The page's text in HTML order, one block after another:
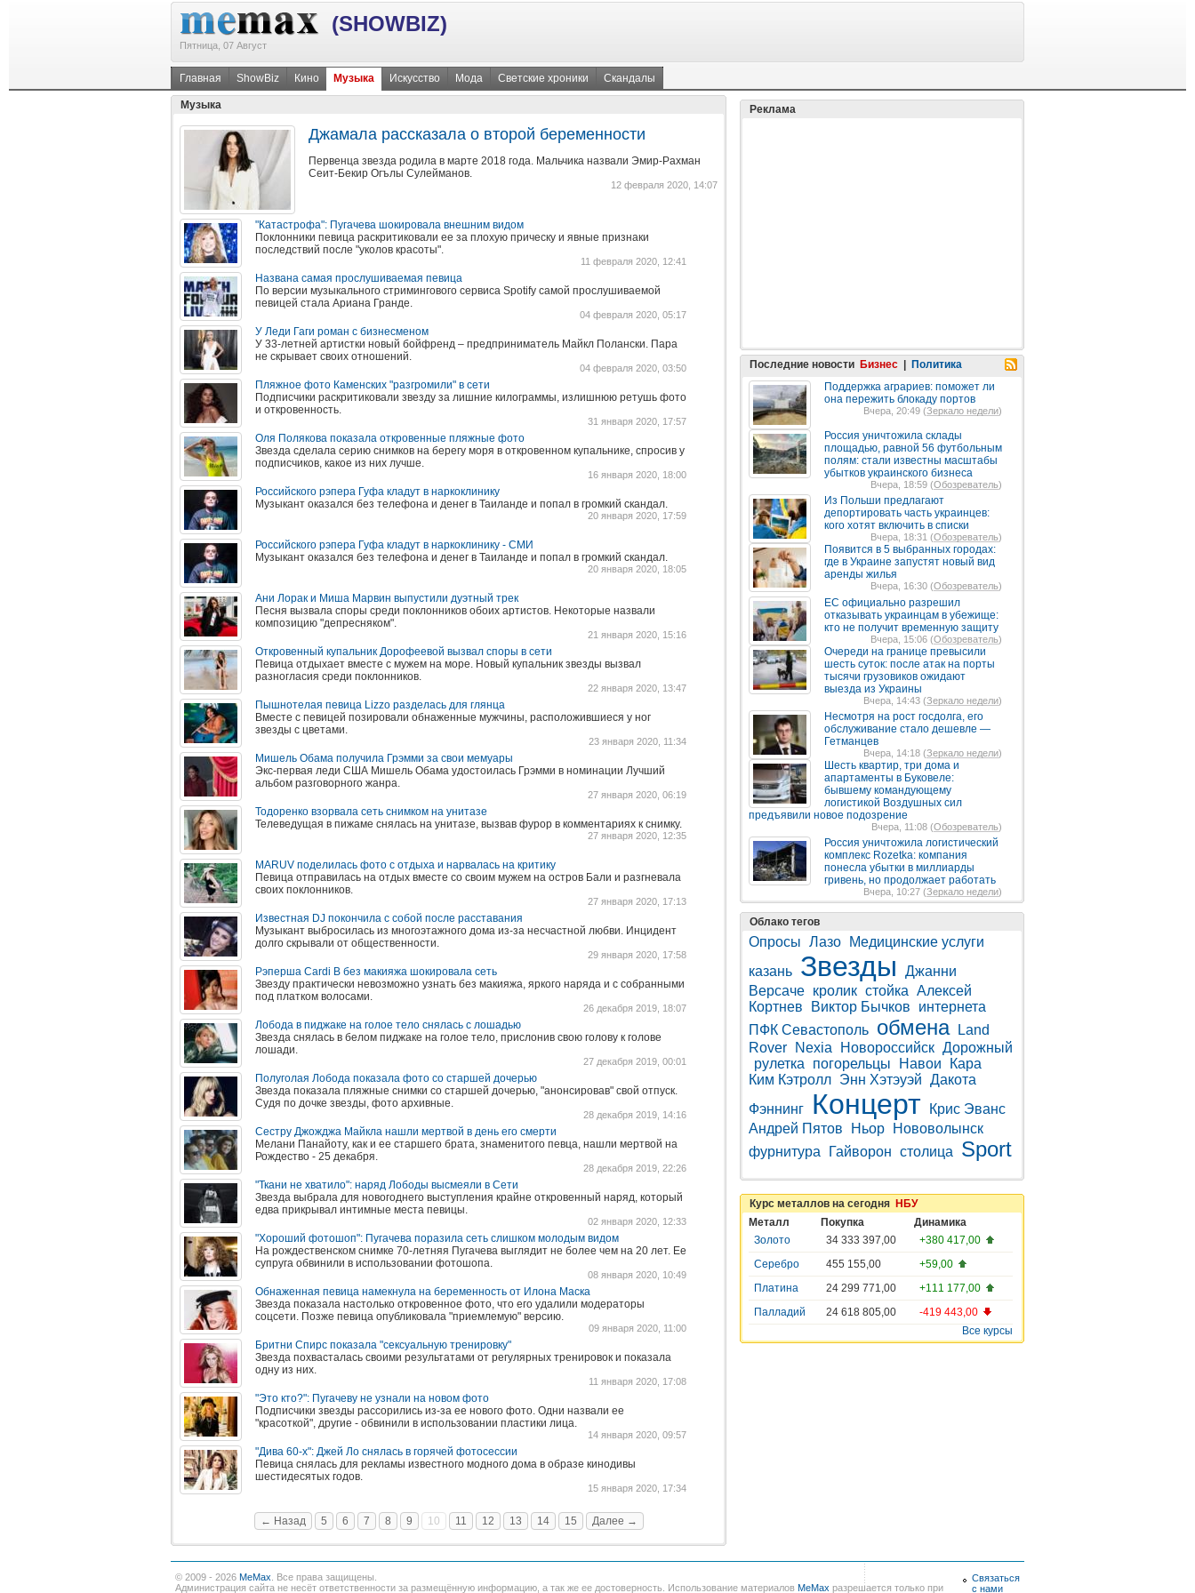
(SHOWBIZ)
Пятница, 07 Август
Главная ShowBiz Кино Музыка Искусство Мода Светские хроники Скандалы
Музыка
Джамала рассказала о второй беременности
Первенца звезда родила в марте 2018 года. Мальчика назвали Эмир-Рахман
Сеит-Бекир Огълы Сулейманов.
12 февраля 2020, 14:07
"Катастрофа": Пугачева шокировала внешним видом
Поклонники певица раскритиковали ее за плохую прическу и явные признаки
последствий после "уколов красоты".
11 февраля 2020, 12:41
Названа самая прослушиваемая певица
По версии музыкального стримингового сервиса Spotify самой прослушиваемой
певицей стала Ариана Гранде.
04 февраля 2020, 05:17
У Леди Гаги роман с бизнесменом
У 33-летней артистки новый бойфренд – предприниматель Майкл Полански. Пара
не скрывает своих отношений.
04 февраля 2020, 03:50
Пляжное фото Каменских "разгромили" в сети
Подписчики раскритиковали звезду за лишние килограммы, излишнюю ретушь фото
и откровенность.
31 января 2020, 17:57
Оля Полякова показала откровенные пляжные фото
Звезда сделала серию снимков на берегу моря в откровенном купальнике, спросив у
подписчиков, какое из них лучше.
16 января 2020, 18:00
Российского рэпера Гуфа кладут в наркоклинику
Музыкант оказался без телефона и денег в Таиланде и попал в громкий скандал.
20 января 2020, 17:59
Российского рэпера Гуфа кладут в наркоклинику - СМИ
Музыкант оказался без телефона и денег в Таиланде и попал в громкий скандал.
20 января 2020, 18:05
Ани Лорак и Миша Марвин выпустили дуэтный трек
Песня вызвала споры среди поклонников обоих артистов. Некоторые назвали
композицию "депресняком".
21 января 2020, 15:16
Откровенный купальник Дорофеевой вызвал споры в сети
Певица отдыхает вместе с мужем на море. Новый купальник звезды вызвал
разногласия среди поклонников.
22 января 2020, 13:47
Пышнотелая певица Lizzo разделась для глянца
Вместе с певицей позировали обнаженные мужчины, расположившиеся у ног
звезды с цветами.
23 января 2020, 11:34
Мишель Обама получила Грэмми за свои мемуары
Экс-первая леди США Мишель Обама удостоилась Грэмми в номинации Лучший
альбом разговорного жанра.
27 января 2020, 06:19
Тодоренко взорвала сеть снимком на унитазе
Телеведущая в пижаме снялась на унитазе, вызвав фурор в комментариях к снимку.
27 января 2020, 12:35
MARUV поделилась фото с отдыха и нарвалась на критику
Певица отправилась на отдых вместе со своим мужем на остров Бали и разгневала
своих поклонников.
27 января 2020, 17:13
Известная DJ покончила с собой после расставания
Музыкант выбросилась из многоэтажного дома из-за несчастной любви. Инцидент
долго скрывали от общественности.
29 января 2020, 17:58
Рэперша Cardi B без макияжа шокировала сеть
Звезду практически невозможно узнать без макияжа, яркого наряда и с собранными
под платком волосами.
26 декабря 2019, 18:07
Лобода в пиджаке на голое тело снялась с лошадью
Звезда снялась в белом пиджаке на голое тело, прислонив свою голову к голове
лошади.
27 декабря 2019, 00:01
Полуголая Лобода показала фото со старшей дочерью
Звезда показала пляжные снимки со старшей дочерью, "анонсировав" свой отпуск.
Судя по дочке звезды, фото архивные.
28 декабря 2019, 14:16
Сестру Джожджа Майкла нашли мертвой в день его смерти
Мелани Панайоту, как и ее старшего брата, знаменитого певца, нашли мертвой на
Рождество - 25 декабря.
28 декабря 2019, 22:26
"Ткани не хватило": наряд Лободы высмеяли в Сети
Звезда выбрала для новогоднего выступления крайне откровенный наряд, который
едва прикрывал интимные места певицы.
02 января 2020, 12:33
"Хороший фотошоп": Пугачева поразила сеть слишком молодым видом
На рождественском снимке 70-летняя Пугачева выглядит не более чем на 20 лет. Ее
супруга обвинили в использовании фотошопа.
08 января 2020, 10:49
Обнаженная певица намекнула на беременность от Илона Маска
Звезда показала настолько откровенное фото, что его удалили модераторы
соцсети. Позже певица опубликовала "приемлемую" версию.
09 января 2020, 11:00
Бритни Спирс показала "сексуальную тренировку"
Звезда похвасталась своими результатами от регулярных тренировок и показала
одну из них.
11 января 2020, 17:08
"Это кто?": Пугачеву не узнали на новом фото
Подписчики звезды рассорились из-за ее нового фото. Одни назвали ее
"красоткой", другие - обвинили в использовании пластики лица.
14 января 2020, 09:57
"Дива 60-х": Джей Ло снялась в горячей фотосессии
Певица снялась для рекламы известного модного дома в образе кинодивы
шестидесятых годов.
15 января 2020, 17:34
← Назад 5 6 7 8 9 10 11 12 13 14 15 Далее →
Реклама
Последние новости Бизнес
Политика
Поддержка аграриев: поможет ли
она пережить блокаду портов
Вчера, 20:49 (Зеркало недели)
Россия уничтожила склады
площадью, равной 56 футбольным
полям: стали известны масштабы
убытков украинского бизнеса
Вчера, 18:59 (Обозреватель)
Из Польши предлагают
депортировать часть украинцев:
кого хотят включить в списки
Вчера, 18:31 (Обозреватель)
Появится в 5 выбранных городах:
где в Украине запустят новый вид
аренды жилья
Вчера, 16:30 (Обозреватель)
ЕС официально разрешил
отказывать украинцам в убежище:
кто не получит временную защиту
Вчера, 15:06 (Обозреватель)
Очереди на границе превысили
шесть суток: после атак на порты
тысячи грузовиков ожидают
выезда из Украины
Вчера, 14:43 (Зеркало недели)
Несмотря на рост госдолга, его
обслуживание стало дешевле —
Гетманцев
Вчера, 14:18 (Зеркало недели)
Шесть квартир, три дома и
апартаменты в Буковеле:
бывшему командующему
логистикой Воздушных сил
предъявили новое подозрение
Вчера, 11:08 (Обозреватель)
Россия уничтожила логистический
комплекс Rozetka: компания
понесла убытки в миллиарды
гривень, но продолжает работать
Вчера, 10:27 (Зеркало недели)
Облако тегов
Опросы Лазо
Медицинские услуги
казань Звезды
Джанни
Версаче кролик стойка Алексей
Кортнев
Виктор Бычков
интернета
ПФК Севастополь обмена
Land
Rover
Nexia Новороссийск Дорожный
рулетка
погорельцы Навои
Кара
Ким Кэтролл Энн Хэтэуэй Дакота
Фэннинг
Концерт
Крис Эванс
Андрей Пятов
Ньор
Нововолынск
фурнитура
Гайворон столица Sport
Курс металлов на сегодня НБУ
Металл
Покупка
Динамика
Золото
34 333 397,00
+380 417,00
Серебро
455 155,00
+59,00
Платина
24 299 771,00
+111 177,00
Палладий
24 618 805,00
-419 443,00
Все курсы
© 2009 - 2026 MeMax . Все права защищены.
Администрация сайта не несёт ответственности за размещённую информацию, а так же ее достоверность. Использование материалов MeMax разрешается только при
Связаться
с нами